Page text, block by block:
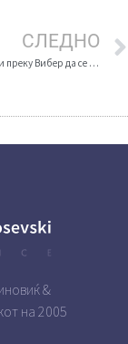
СЛЕДНО
Владата овозможи преку Вибер да се добиваат навремени и точни информации за COVID-19
&
на 2005